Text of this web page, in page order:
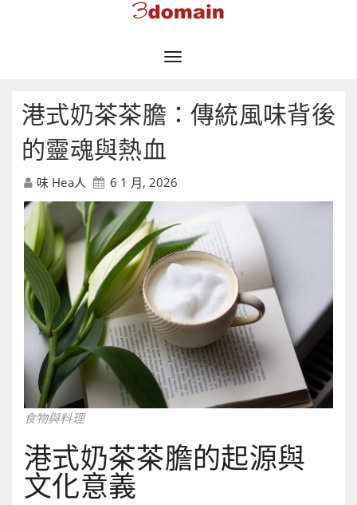
Toggle
港式奶茶茶膽：傳統風味背後
的靈魂與熱血
味 Hea人 6 1 月, 2026
食物與料理
港式奶茶茶膽的起源與
文化意義